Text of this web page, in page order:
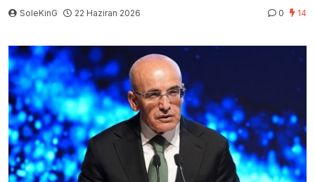
SoleKinG 22 Haziran 2026 0 14